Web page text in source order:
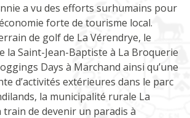
a vu des efforts surhumains pour
forte de tourisme local.
de golf de La Vérendrye, le
la Saint-Jean-Baptiste à La Broquerie
Days à Marchand ainsi qu’une
d’activités extérieures dans le parc
la municipalité rurale La
de devenir un paradis à